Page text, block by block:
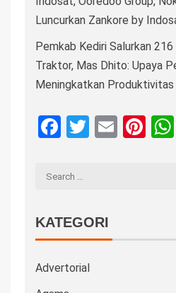
Luncurkan Zankore by
Pemkab Kediri Salurkan
Traktor, Mas Dhito: Upaya
Meningkatkan
Facebook
Twitter
Email
KATEGORI
Advertorial